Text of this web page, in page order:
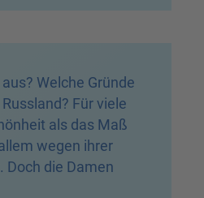
Welche Gründe
Für viele
als das Maß
wegen ihrer
Doch die Damen